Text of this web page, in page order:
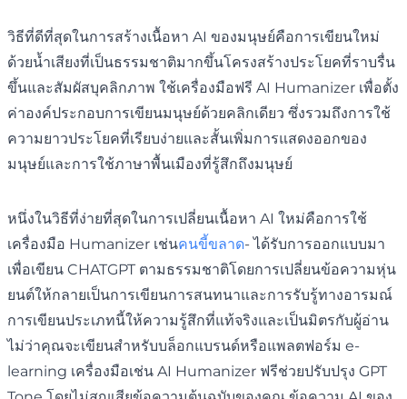
วิธีที่ดีที่สุดในการสร้างเนื้อหา AI ของมนุษย์คือการเขียนใหม่
ด้วยน้ำเสียงที่เป็นธรรมชาติมากขึ้นโครงสร้างประโยคที่ราบรื่น
ขึ้นและสัมผัสบุคลิกภาพ ใช้เครื่องมือฟรี AI Humanizer เพื่อตั้ง
ค่าองค์ประกอบการเขียนมนุษย์ด้วยคลิกเดียว ซึ่งรวมถึงการใช้
ความยาวประโยคที่เรียบง่ายและสั้นเพิ่มการแสดงออกของ
มนุษย์และการใช้ภาษาพื้นเมืองที่รู้สึกถึงมนุษย์
หนึ่งในวิธีที่ง่ายที่สุดในการเปลี่ยนเนื้อหา AI ใหม่คือการใช้
เครื่องมือ Humanizer เช่นคนขี้ขลาด- ได้รับการออกแบบมา
เพื่อเขียน CHATGPT ตามธรรมชาติโดยการเปลี่ยนข้อความหุ่น
ยนต์ให้กลายเป็นการเขียนการสนทนาและการรับรู้ทางอารมณ์
การเขียนประเภทนี้ให้ความรู้สึกที่แท้จริงและเป็นมิตรกับผู้อ่าน
ไม่ว่าคุณจะเขียนสำหรับบล็อกแบรนด์หรือแพลตฟอร์ม e-
learning เครื่องมือเช่น AI Humanizer ฟรีช่วยปรับปรุง GPT